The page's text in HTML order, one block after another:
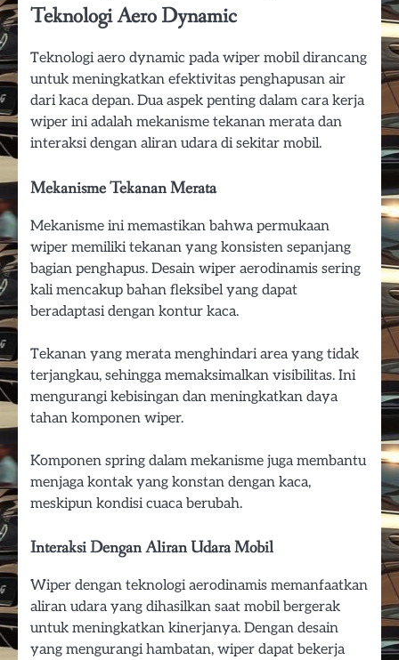
Teknologi Aero Dynamic
Teknologi aero dynamic pada wiper mobil dirancang
untuk meningkatkan efektivitas penghapusan air
dari kaca depan. Dua aspek penting dalam cara kerja
wiper ini adalah mekanisme tekanan merata dan
interaksi dengan aliran udara di sekitar mobil.
Mekanisme Tekanan Merata
Mekanisme ini memastikan bahwa permukaan
wiper memiliki tekanan yang konsisten sepanjang
bagian penghapus. Desain wiper aerodinamis sering
kali mencakup bahan fleksibel yang dapat
beradaptasi dengan kontur kaca.
Tekanan yang merata menghindari area yang tidak
terjangkau, sehingga memaksimalkan visibilitas. Ini
mengurangi kebisingan dan meningkatkan daya
tahan komponen wiper.
Komponen spring dalam mekanisme juga membantu
menjaga kontak yang konstan dengan kaca,
meskipun kondisi cuaca berubah.
Interaksi Dengan Aliran Udara Mobil
Wiper dengan teknologi aerodinamis memanfaatkan
aliran udara yang dihasilkan saat mobil bergerak
untuk meningkatkan kinerjanya. Dengan desain
yang mengurangi hambatan, wiper dapat bekerja